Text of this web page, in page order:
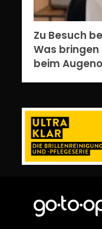
Zu Besuch
Was
beim